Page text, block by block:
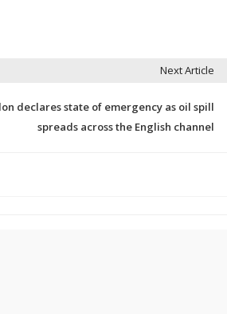
Next Article
declares state of emergency as oil spill
spreads across the English channel